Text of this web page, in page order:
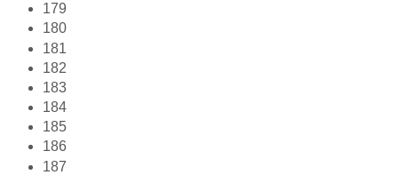
179
180
181
182
183
184
185
186
187